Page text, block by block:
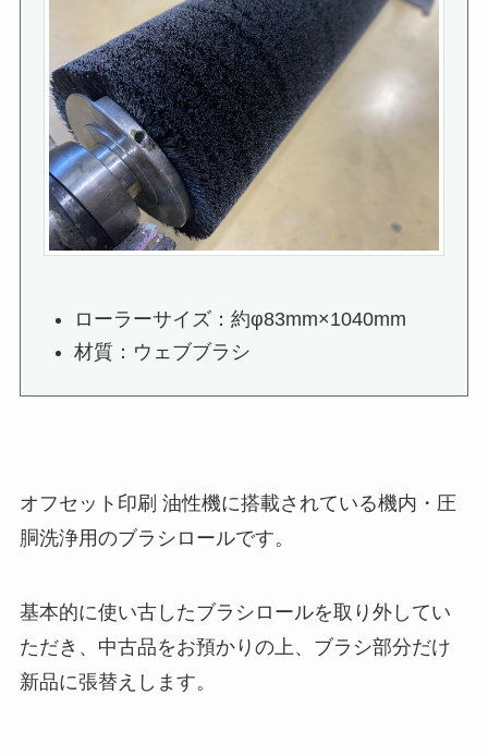
ローラーサイズ：約φ83mm×1040mm
材質：ウェブブラシ
オフセット印刷 油性機に搭載されている機内・圧
胴洗浄用のブラシロールです。
基本的に使い古したブラシロールを取り外してい
ただき、中古品をお預かりの上、ブラシ部分だけ
新品に張替えします。